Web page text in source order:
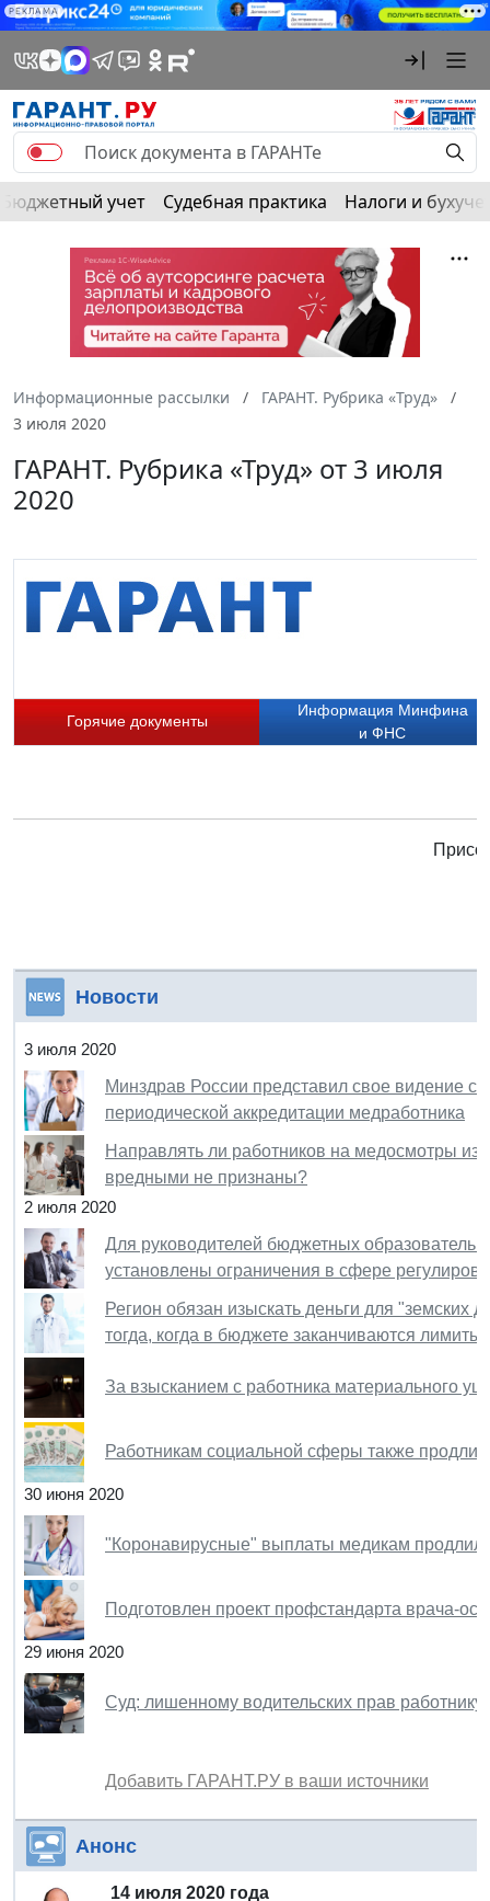
РЕКЛАМА
Бюджетный учет Судебная практика Налоги и
Информационные рассылки
ГАРАНТ. Рубрика «Труд»
3 июля 2020
ГАРАНТ. Рубрика «Труд» от 3 июля
2020
Горячие документы
Информация Минфина
и ФНС
Новости
3 июля 2020
Минздрав России представил свое видение
периодической аккредитации медработника
Направлять ли работников на медосмотры
вредными не признаны?
2 июля 2020
Для руководителей бюджетных
установлены ограничения в сфере
Регион обязан изыскать деньги для "земских
тогда, когда в бюджете заканчиваются лимиты
За взысканием с работника материального
Работникам социальной сферы также
30 июня 2020
"Коронавирусные" выплаты медикам
Подготовлен проект профстандарта врача-
29 июня 2020
Суд: лишенному водительских прав
Добавить ГАРАНТ.РУ в ваши источники
Анонс
14 июля 2020 года